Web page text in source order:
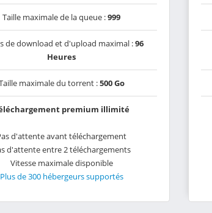
Taille maximale de la queue :999
de download et d'upload maximal :96
Heures
maximale du torrent :500 Go
premium illimité
d'attente avant téléchargement
d'attente entre 2 téléchargements
Vitesse maximale disponible
Plus de 300 hébergeurs supportés